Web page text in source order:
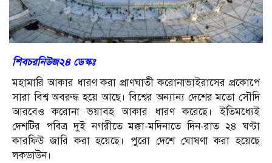
শিবচরনিউজ২৪ডেস্কঃ
মহামারি আকার ধারণ করা প্রাণঘাতী করোনাভাইরাসের প্রকোপে
সারা বিশ্ব অবরুদ্ধ হয়ে আছে। বিশ্বের অন্যান্য দেশের মতো সৌদি
আরবেও করোনা ভয়াবহ আকার ধারণ করেছে। ইতিমধ্যেই
দেশটির পবিত্র দুই নগরীতে মক্কা-মদিনাতে দিন-রাত ২৪ ঘণ্টা
কারফিউ জারি করা হয়েছে। পুরো দেশে ঘোষণা করা হয়েছে
লকডাউন।